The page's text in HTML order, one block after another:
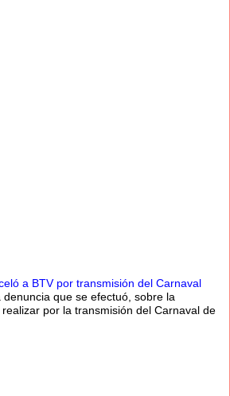
a BTV por transmisión del Carnaval
que se efectuó, sobre la
por la transmisión del Carnaval de